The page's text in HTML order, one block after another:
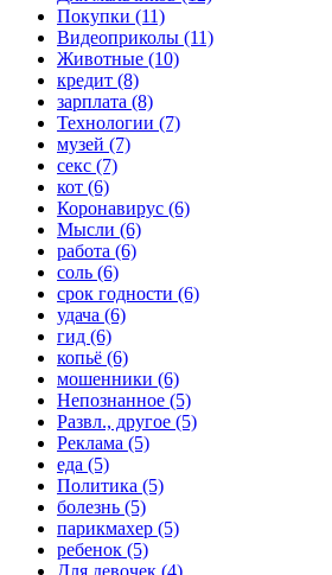
Покупки (11)
Видеоприколы (11)
Животные (10)
кредит (8)
зарплата (8)
Технологии (7)
музей (7)
секс (7)
кот (6)
Коронавирус (6)
Мысли (6)
работа (6)
соль (6)
срок годности (6)
удача (6)
гид (6)
копьё (6)
мошенники (6)
Непознанное (5)
Развл., другое (5)
Реклама (5)
еда (5)
Политика (5)
болезнь (5)
парикмахер (5)
ребенок (5)
Для девочек (4)